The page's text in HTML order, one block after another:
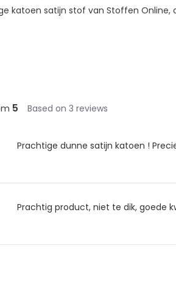
katoen satijn stof van Stoffen Online,
5 Based on 3 reviews
Prachtige dunne satijn katoen !
Prachtig product, niet te dik, goede